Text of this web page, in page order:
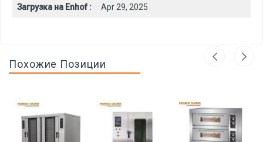
Загрузка на Enhof : Apr 29, 2025
Похожие Позиции